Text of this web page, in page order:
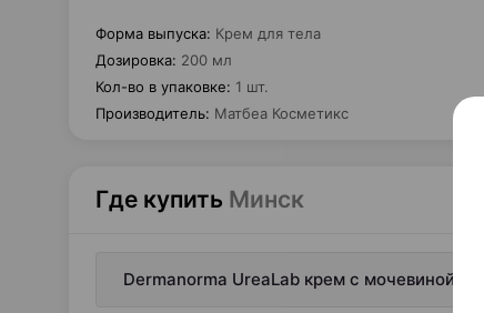
Форма выпуска: Крем для тела
Дозировка: 200 мл
Кол-во в упаковке: 1 шт.
Производитель: Матбеа Косметикс
Где купить Минск
Dermanorma UreaLab крем с мочевиной